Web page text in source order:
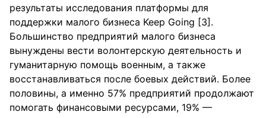
результаты исследования платформы для
поддержки малого бизнеса Keep Going [3].
Большинство предприятий малого бизнеса
вынуждены вести волонтерскую деятельность и
гуманитарную помощь военным, а также
восстанавливаться после боевых действий. Более
половины, а именно 57% предприятий продолжают
помогать финансовыми ресурсами, 19% —